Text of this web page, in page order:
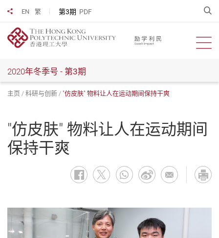
EN 繁 第3期 PDF
分享到
开
2020年冬季号 - 第3期
主页 科研与创新 "仿皮肤" 物料让人在运动期间保持干爽
"仿皮肤" 物料让人在运动期间
保持干爽